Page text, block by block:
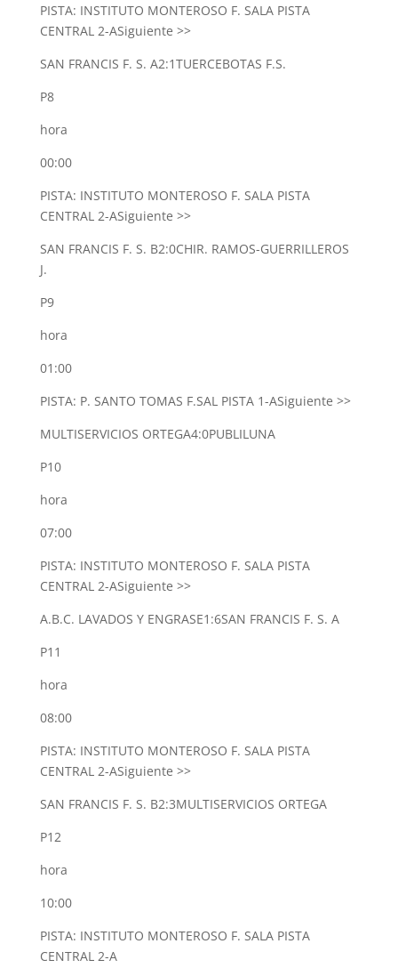
PISTA: INSTITUTO MONTEROSO F. SALA PISTA
CENTRAL 2-ASiguiente >>
SAN FRANCIS F. S. A2:1TUERCEBOTAS F.S.
P8
hora
00:00
PISTA: INSTITUTO MONTEROSO F. SALA PISTA
CENTRAL 2-ASiguiente >>
SAN FRANCIS F. S. B2:0CHIR. RAMOS-GUERRILLEROS
J.
P9
hora
01:00
PISTA: P. SANTO TOMAS F.SAL PISTA 1-ASiguiente >>
MULTISERVICIOS ORTEGA4:0PUBLILUNA
P10
hora
07:00
PISTA: INSTITUTO MONTEROSO F. SALA PISTA
CENTRAL 2-ASiguiente >>
A.B.C. LAVADOS Y ENGRASE1:6SAN FRANCIS F. S. A
P11
hora
08:00
PISTA: INSTITUTO MONTEROSO F. SALA PISTA
CENTRAL 2-ASiguiente >>
SAN FRANCIS F. S. B2:3MULTISERVICIOS ORTEGA
P12
hora
10:00
PISTA: INSTITUTO MONTEROSO F. SALA PISTA
CENTRAL 2-A